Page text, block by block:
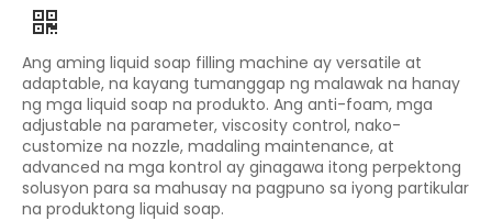
Ang aming liquid soap filling machine ay versatile at
adaptable, na kayang tumanggap ng malawak na hanay
ng mga liquid soap na produkto. Ang anti-foam, mga
adjustable na parameter, viscosity control, nako-
customize na nozzle, madaling maintenance, at
advanced na mga kontrol ay ginagawa itong perpektong
solusyon para sa mahusay na pagpuno sa iyong partikular
na produktong liquid soap.